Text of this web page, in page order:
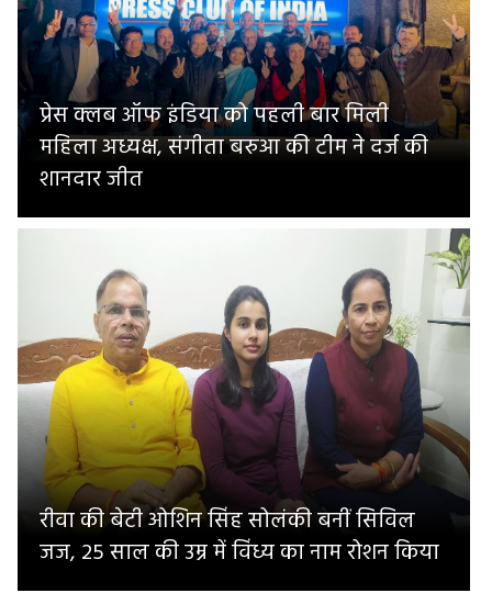
प्रेस क्लब ऑफ इंडिया को पहली बार मिली
महिला अध्यक्ष, संगीता बरुआ की टीम ने दर्ज की
शानदार जीत
रीवा की बेटी ओशिन सिंह सोलंकी बनीं सिविल
जज, 25 साल की उम्र में विंध्य का नाम रोशन किया